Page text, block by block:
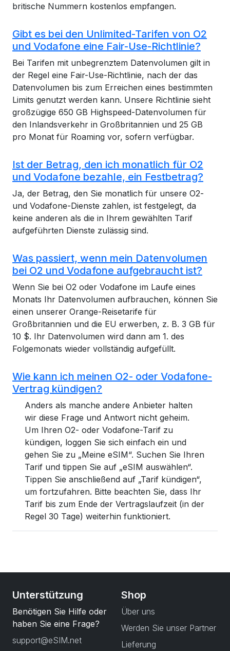
britische Nummern kostenlos empfangen.
Gibt es bei den Unlimited-Tarifen von O2
und Vodafone eine Fair-Use-Richtlinie?
Bei Tarifen mit unbegrenztem Datenvolumen gilt in
der Regel eine Fair-Use-Richtlinie, nach der das
Datenvolumen bis zum Erreichen eines bestimmten
Limits genutzt werden kann. Unsere Richtlinie sieht
großzügige 650 GB Highspeed-Datenvolumen für
den Inlandsverkehr in Großbritannien und 25 GB
pro Monat für Roaming vor, sofern verfügbar.
Ist der Betrag, den ich monatlich für O2
und Vodafone bezahle, ein Festbetrag?
Ja, der Betrag, den Sie monatlich für unsere O2-
und Vodafone-Dienste zahlen, ist festgelegt, da
keine anderen als die in Ihrem gewählten Tarif
aufgeführten Dienste zulässig sind.
Was passiert, wenn mein Datenvolumen
bei O2 und Vodafone aufgebraucht ist?
Wenn Sie bei O2 oder Vodafone im Laufe eines
Monats Ihr Datenvolumen aufbrauchen, können Sie
einen unserer Orange-Reisetarife für
Großbritannien und die EU erwerben, z. B. 3 GB für
10 $. Ihr Datenvolumen wird dann am 1. des
Folgemonats wieder vollständig aufgefüllt.
Wie kann ich meinen O2- oder Vodafone-
Vertrag kündigen?
Anders als manche andere Anbieter halten
wir diese Frage und Antwort nicht geheim.
Um Ihren O2- oder Vodafone-Tarif zu
kündigen, loggen Sie sich einfach ein und
gehen Sie zu „Meine eSIM“. Suchen Sie Ihren
Tarif und tippen Sie auf „eSIM auswählen“.
Tippen Sie anschließend auf „Tarif kündigen“,
um fortzufahren. Bitte beachten Sie, dass Ihr
Tarif bis zum Ende der Vertragslaufzeit (in der
Regel 30 Tage) weiterhin funktioniert.
Unterstützung
Benötigen Sie Hilfe oder
haben Sie eine Frage?
support@eSIM.net
Shop
Über uns
Werden Sie unser Partner
Lieferung